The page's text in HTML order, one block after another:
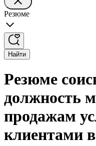
Резюме
Найти
Резюме
должность
продажам
клиентами